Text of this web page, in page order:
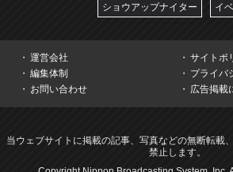
ショウアップナイター イ
運営会社
サイトポ
編集体制
プライバ
お問い合わせ
広告掲載
当ウェブサイトに掲載の記事、写真などの無断転載
禁止します。